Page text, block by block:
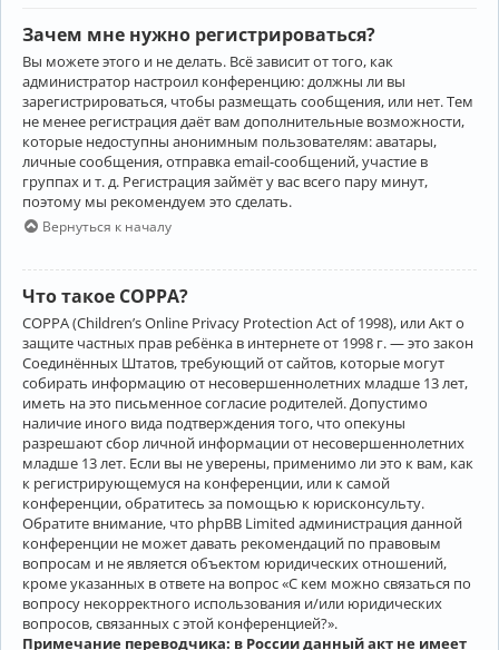
Зачем мне нужно регистрироваться?
Вы можете этого и не делать. Всё зависит от того, как
администратор настроил конференцию: должны ли вы
зарегистрироваться, чтобы размещать сообщения, или нет. Тем
не менее регистрация даёт вам дополнительные возможности,
которые недоступны анонимным пользователям: аватары,
личные сообщения, отправка email-сообщений, участие в
группах и т. д. Регистрация займёт у вас всего пару минут,
поэтому мы рекомендуем это сделать.
Вернуться к началу
Что такое COPPA?
COPPA (Children’s Online Privacy Protection Act of 1998), или Акт о
защите частных прав ребёнка в интернете от 1998 г. — это закон
Соединённых Штатов, требующий от сайтов, которые могут
собирать информацию от несовершеннолетних младше 13 лет,
иметь на это письменное согласие родителей. Допустимо
наличие иного вида подтверждения того, что опекуны
разрешают сбор личной информации от несовершеннолетних
младше 13 лет. Если вы не уверены, применимо ли это к вам, как
к регистрирующемуся на конференции, или к самой
конференции, обратитесь за помощью к юрисконсульту.
Обратите внимание, что phpBB Limited администрация данной
конференции не может давать рекомендаций по правовым
вопросам и не является объектом юридических отношений,
кроме указанных в ответе на вопрос «С кем можно связаться по
вопросу некорректного использования и/или юридических
вопросов, связанных с этой конференцией?».
Примечание переводчика: в России данный акт не имеет